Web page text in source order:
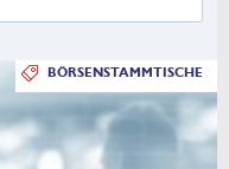
BÖRSENSTAMMTISCHE